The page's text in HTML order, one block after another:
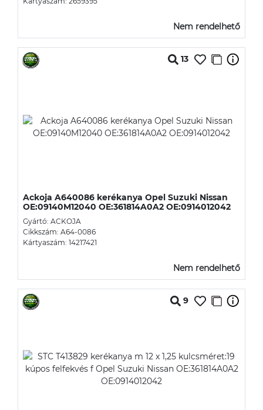
Nem rendelhető
13
Ackoja A640086 kerékanya Opel Suzuki Nissan
OE:09140M12040 OE:361814A0A2 OE:0914012042
Gyártó: ACKOJA
Cikkszám: A64-0086
Kártyaszám: 14217421
Nem rendelhető
9